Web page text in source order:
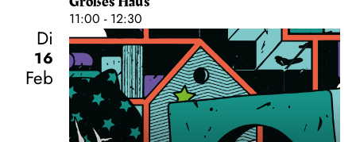
11:00 - 12:30
Di
16
Feb